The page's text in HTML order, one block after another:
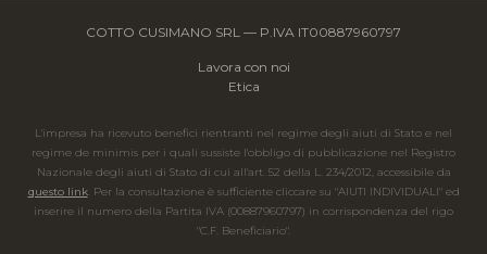
COTTO CUSIMANO SRL — P.IVA IT00887960797
Lavora con noi
Etica
L'impresa ha ricevuto benefici rientranti nel regime degli aiuti di Stato e nel
regime de minimis per i quali sussiste l'obbligo di pubblicazione nel Registro
Nazionale degli aiuti di Stato di cui all'art. 52 della L. 234/2012, accessibile da
questo link. Per la consultazione è sufficiente cliccare su "AIUTI INDIVIDUALI" ed
inserire il numero della Partita IVA (00887960797) in corrispondenza del rigo
"C.F. Beneficiario".